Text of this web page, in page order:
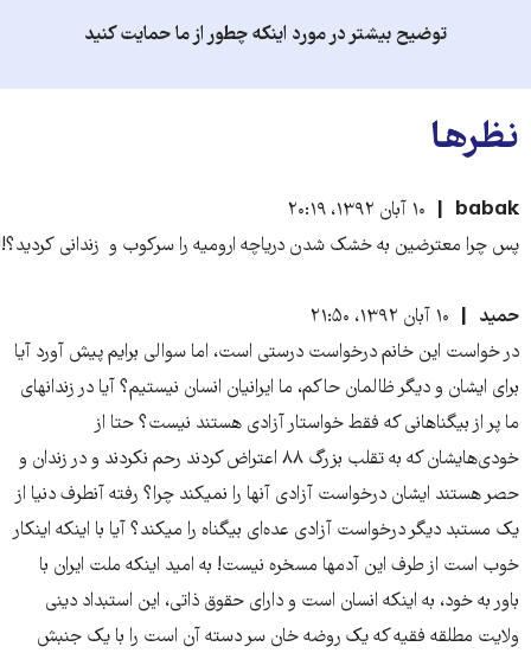
توضیح بیشتر در مورد اینکه چطور از ما حمایت کنید
نظرها
babak
۱۰ آبان ۱۳۹۲، ۲۰:۱۹
پس چرا معترضین به خشک شدن دریاچه ارومیه را سرکوب و زندانی کردید؟!!
حمید
۱۰ آبان ۱۳۹۲، ۲۱:۵۰
در خواست این خانم درخواست درستی است، اما سوالی برایم پیش آورد آیا
برای ایشان و دیگر ظالمان حاکم، ما ایرانیان انسان نیستیم؟ آیا در زندانهای
ما پر از بیگناهانی که فقط خواستار آزادی هستند نیست؟ حتا از
خودی‌هایشان که به تقلب بزرگ ۸۸ اعتراض کردند رحم نکردند و در زندان و
حصر هستند ایشان درخواست آزادی آنها را نمیکند چرا؟ رفته آنطرف دنیا از
یک مستبد دیگر درخواست آزادی عده‌‌ای بیگناه را میکند؟ آیا با اینکه اینکار
خوب است از طرف این آدمها مسخره نیست! به امید اینکه ملت ایران با
باور به خود، به اینکه انسان است و دارای حقوق ذاتی، این استبداد دینی
ولایت مطلقه فقیه که یک روضه خان سر دسته آن است را با یک جنبش